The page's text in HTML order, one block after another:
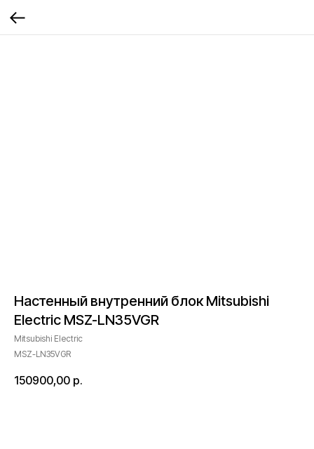
Настенный внутренний блок Mitsubishi
Electric MSZ-LN35VGR
Mitsubishi Electric
MSZ-LN35VGR
150900,00 р.